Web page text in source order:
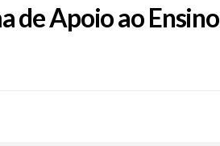
de Apoio ao Ensino